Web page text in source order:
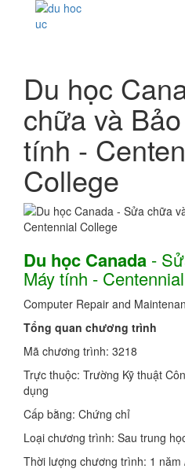
Du học
chữa và
tính -
College
Du học Canada -
Máy tính -
Computer Repair and
Tổng quan chương trình
Mã chương trình: 3218
Trực thuộc: Trường Kỹ thuật
dụng
Cấp bằng: Chứng chỉ
Loại chương trình: Sau trung
Thời lượng chương trình: 1 năm